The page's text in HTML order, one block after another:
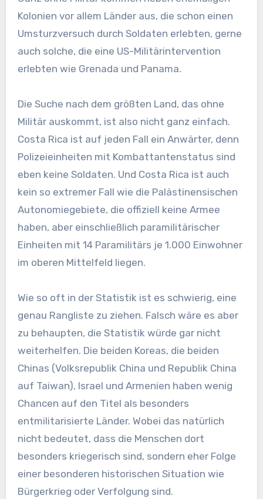
Kolonien vor allem Länder aus, die schon einen
Umsturzversuch durch Soldaten erlebten, gerne
auch solche, die eine US-Militärintervention
erlebten wie Grenada und Panama.
Die Suche nach dem größten Land, das ohne
Militär auskommt, ist also nicht ganz einfach.
Costa Rica ist auf jeden Fall ein Anwärter, denn
Polizeieinheiten mit Kombattantenstatus sind
eben keine Soldaten. Und Costa Rica ist auch
kein so extremer Fall wie die Palästinensischen
Autonomiegebiete, die offiziell keine Armee
haben, aber einschließlich paramilitärischer
Einheiten mit 14 Paramilitärs je 1.000 Einwohner
im oberen Mittelfeld liegen.
Wie so oft in der Statistik ist es schwierig, eine
genau Rangliste zu ziehen. Falsch wäre es aber
zu behaupten, die Statistik würde gar nicht
weiterhelfen. Die beiden Koreas, die beiden
Chinas (Volksrepublik China und Republik China
auf Taiwan), Israel und Armenien haben wenig
Chancen auf den Titel als besonders
entmilitarisierte Länder. Wobei das natürlich
nicht bedeutet, dass die Menschen dort
besonders kriegerisch sind, sondern eher Folge
einer besonderen historischen Situation wie
Bürgerkrieg oder Verfolgung sind.